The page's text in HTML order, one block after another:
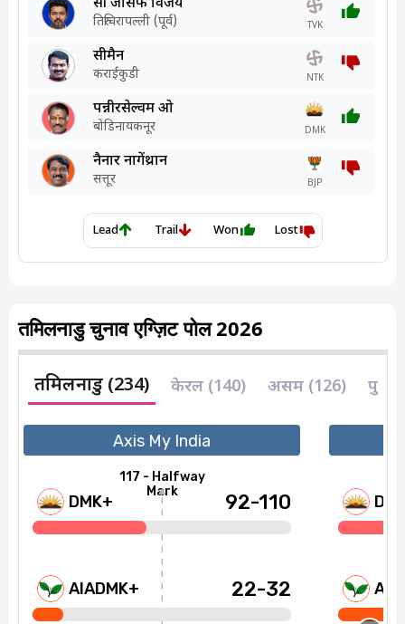
तमिलनाडु चुनाव एग्ज़िट पोल 2026